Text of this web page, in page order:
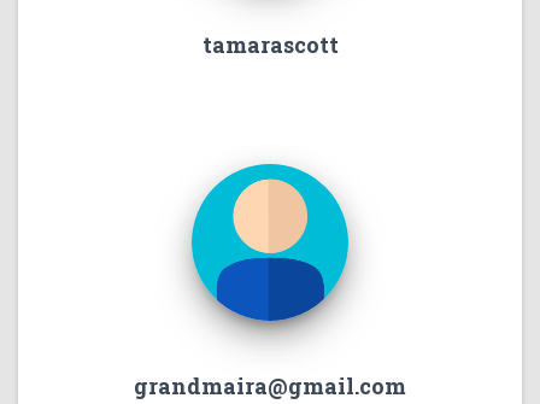
tamarascott
grandmaira@gmail.com